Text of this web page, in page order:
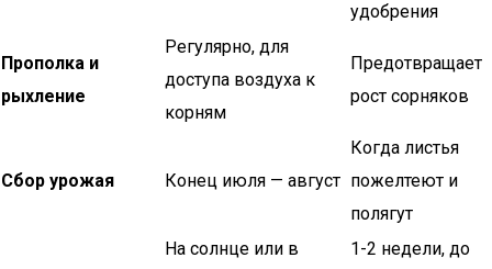
удобрения
Прополка и
рыхление
Регулярно, для
доступа воздуха к
корням
Предотвращает
рост сорняков
Сбор урожая Конец июля — август
Когда листья
пожелтеют и
полягут
На солнце или в
1-2 недели, до